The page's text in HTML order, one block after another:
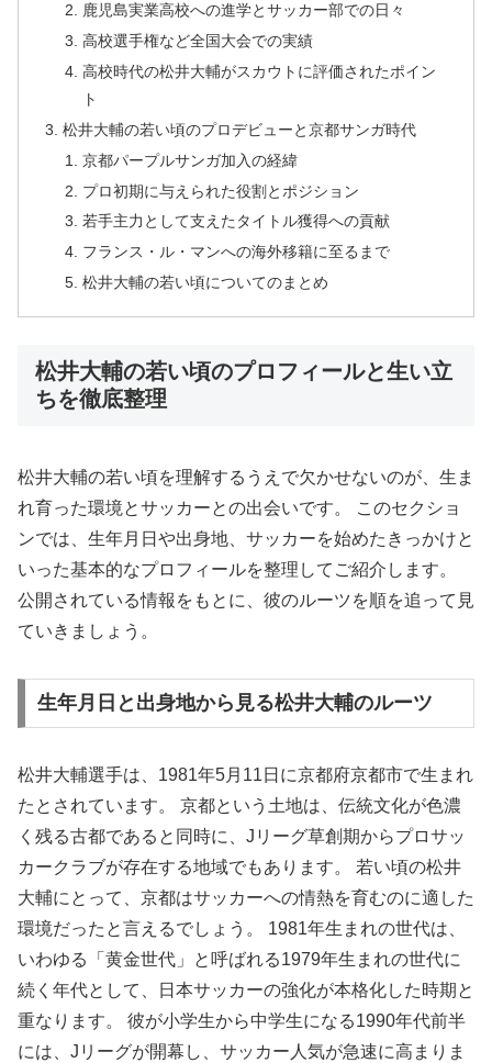
鹿児島実業高校への進学とサッカー部での日々
高校選手権など全国大会での実績
高校時代の松井大輔がスカウトに評価されたポイン
ト
松井大輔の若い頃のプロデビューと京都サンガ時代
京都パープルサンガ加入の経緯
プロ初期に与えられた役割とポジション
若手主力として支えたタイトル獲得への貢献
フランス・ル・マンへの海外移籍に至るまで
松井大輔の若い頃についてのまとめ
松井大輔の若い頃のプロフィールと生い立
ちを徹底整理
松井大輔の若い頃を理解するうえで欠かせないのが、生ま
れ育った環境とサッカーとの出会いです。 このセクショ
ンでは、生年月日や出身地、サッカーを始めたきっかけと
いった基本的なプロフィールを整理してご紹介します。
公開されている情報をもとに、彼のルーツを順を追って見
ていきましょう。
生年月日と出身地から見る松井大輔のルーツ
松井大輔選手は、1981年5月11日に京都府京都市で生まれ
たとされています。 京都という土地は、伝統文化が色濃
く残る古都であると同時に、Jリーグ草創期からプロサッ
カークラブが存在する地域でもあります。 若い頃の松井
大輔にとって、京都はサッカーへの情熱を育むのに適した
環境だったと言えるでしょう。 1981年生まれの世代は、
いわゆる「黄金世代」と呼ばれる1979年生まれの世代に
続く年代として、日本サッカーの強化が本格化した時期と
重なります。 彼が小学生から中学生になる1990年代前半
には、Jリーグが開幕し、サッカー人気が急速に高まりま